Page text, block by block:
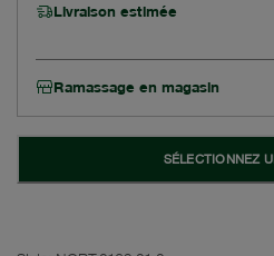
Livraison estimée
Ramassage en magasin
SÉLECTIONNEZ